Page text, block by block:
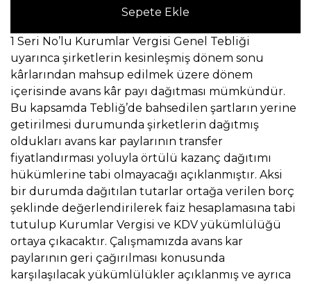
Sepete Ekle
1 Seri No’lu Kurumlar Vergisi Genel Tebliği
uyarınca şirketlerin kesinleşmiş dönem sonu
kârlarından mahsup edilmek üzere dönem
içerisinde avans kâr payı dağıtması mümkündür.
Bu kapsamda Tebliğ’de bahsedilen şartların yerine
getirilmesi durumunda şirketlerin dağıtmış
oldukları avans kar paylarının transfer
fiyatlandırması yoluyla örtülü kazanç dağıtımı
hükümlerine tabi olmayacağı açıklanmıştır. Aksi
bir durumda dağıtılan tutarlar ortağa verilen borç
şeklinde değerlendirilerek faiz hesaplamasına tabi
tutulup Kurumlar Vergisi ve KDV yükümlülüğü
ortaya çıkacaktır. Çalışmamızda avans kar
paylarının geri çağırılması konusunda
karşılaşılacak yükümlülükler açıklanmış ve ayrıca